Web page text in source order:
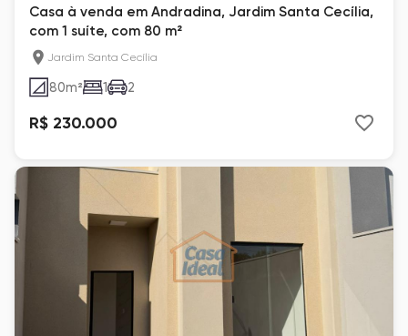
Casa à venda em Andradina, Jardim Santa Cecília,
com 1 suíte, com 80 m²
Jardim Santa Cecília
80m² 1 2
R$ 230.000